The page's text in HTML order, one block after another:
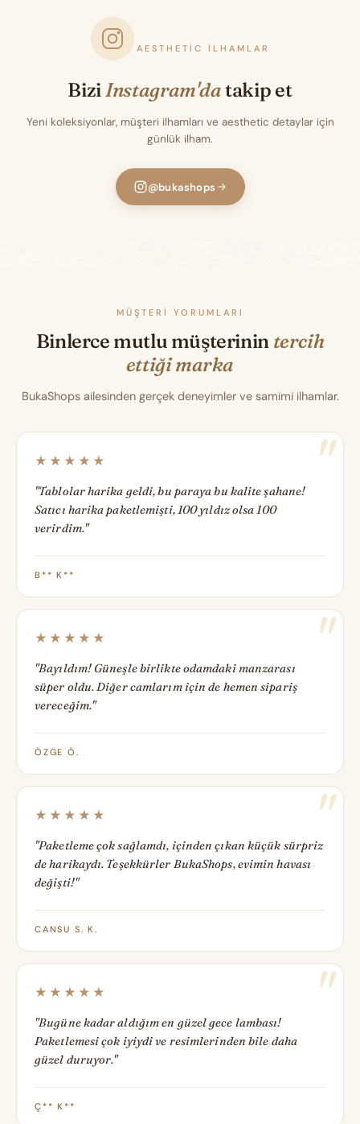
AESTHETIC İLHAMLAR
BiziInstagram'datakip et
Yeni koleksiyonlar, müşteri ilhamları ve aesthetic detaylar için
günlük ilham.
@bukashops
MÜŞTERI YORUMLARI
Binlerce mutlu müşterinin tercih
ettiği marka
BukaShops ailesinden gerçek deneyimler ve samimi ilhamlar.
★★★★★
"Tablolar harika geldi, bu paraya bu kalite şahane!
Satıcı harika paketlemişti, 100 yıldız olsa 100
verirdim."
B** K**
★★★★★
"Bayıldım! Güneşle birlikte odamdaki manzarası
süper oldu. Diğer camlarım için de hemen sipariş
vereceğim."
ÖZGE Ö.
★★★★★
"Paketleme çok sağlamdı, içinden çıkan küçük sürpriz
de harikaydı. Teşekkürler BukaShops, evimin havası
değişti!"
CANSU S. K.
★★★★★
"Bugüne kadar aldığım en güzel gece lambası!
Paketlemesi çok iyiydi ve resimlerinden bile daha
güzel duruyor."
Ç** K**